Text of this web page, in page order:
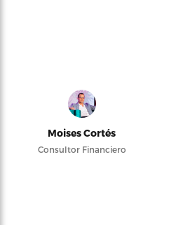
Moises Cortés
Consultor Financiero